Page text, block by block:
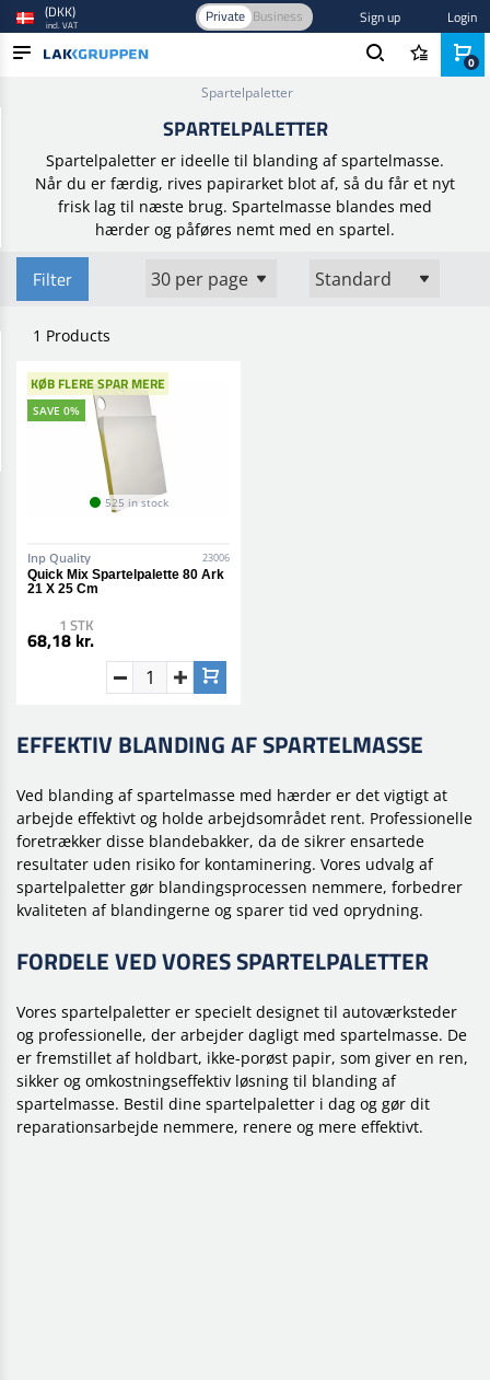
BLOG
BRANDS
(DKK)
incl. VAT Private Business Sign up Login
Spartelpaletter
SPARTELPALETTER
Spartelpaletter er ideelle til blanding af spartelmasse.
Når du er færdig, rives papirarket blot af, så du får et nyt
frisk lag til næste brug. Spartelmasse blandes med
hærder og påføres nemt med en spartel.
Filter
1 Products
KØB FLERE SPAR MERE
SAVE 0%
525 in stock
Inp Quality 23006
Quick Mix Spartelpalette 80 Ark
21 X 25 Cm
1 STK
68,18 kr.
EFFEKTIV BLANDING AF SPARTELMASSE
Ved blanding af spartelmasse med hærder er det vigtigt at
arbejde effektivt og holde arbejdsområdet rent. Professionelle
foretrækker disse blandebakker, da de sikrer ensartede
resultater uden risiko for kontaminering. Vores udvalg af
spartelpaletter gør blandingsprocessen nemmere, forbedrer
kvaliteten af blandingerne og sparer tid ved oprydning.
FORDELE VED VORES SPARTELPALETTER
Vores spartelpaletter er specielt designet til autoværksteder
og professionelle, der arbejder dagligt med spartelmasse. De
er fremstillet af holdbart, ikke-porøst papir, som giver en ren,
sikker og omkostningseffektiv løsning til blanding af
spartelmasse. Bestil dine spartelpaletter i dag og gør dit
reparationsarbejde nemmere, renere og mere effektivt.
0